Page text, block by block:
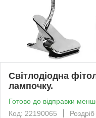
Світлодіодна
лампочку.
Готово до відправки
Код: 22190065
Роздріб